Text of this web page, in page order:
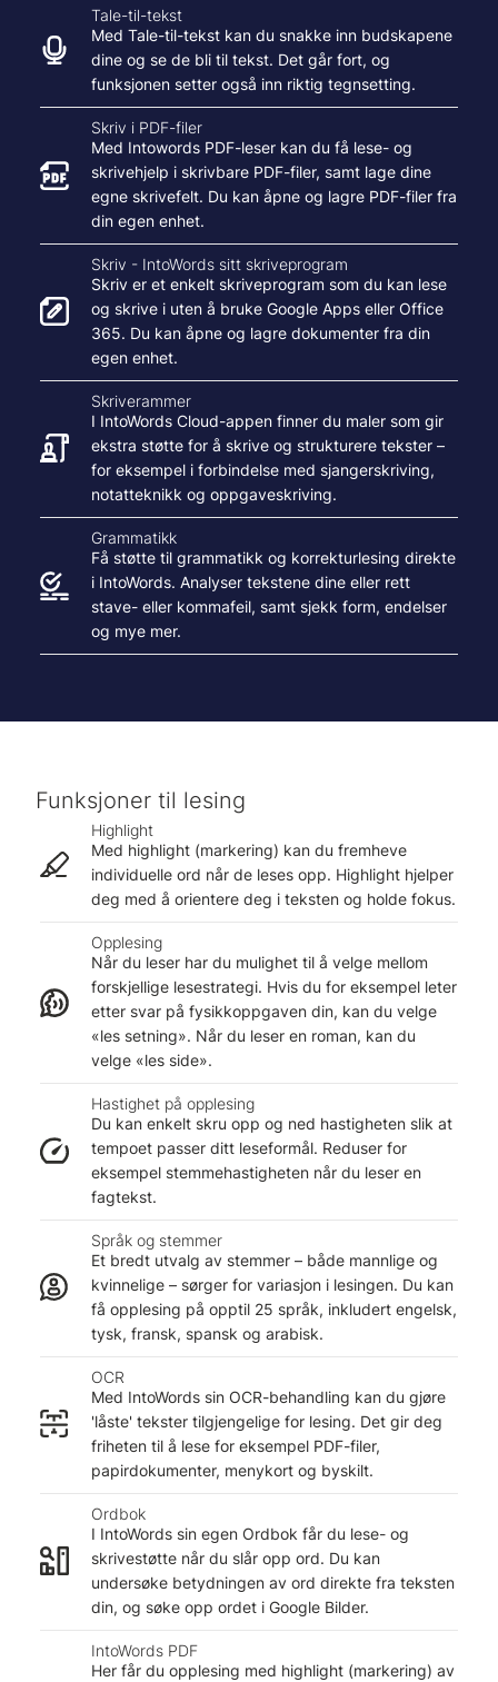
Tale-til-tekst
Med Tale-til-tekst kan du snakke inn budskapene
dine og se de bli til tekst. Det går fort, og
funksjonen setter også inn riktig tegnsetting.
Skriv i PDF-filer
Med Intowords PDF-leser kan du få lese- og
skrivehjelp i skrivbare PDF-filer, samt lage dine
egne skrivefelt. Du kan åpne og lagre PDF-filer fra
din egen enhet.
Skriv - IntoWords sitt skriveprogram
Skriv er et enkelt skriveprogram som du kan lese
og skrive i uten å bruke Google Apps eller Office
365. Du kan åpne og lagre dokumenter fra din
egen enhet.
Skriverammer
I IntoWords Cloud-appen finner du maler som gir
ekstra støtte for å skrive og strukturere tekster –
for eksempel i forbindelse med sjangerskriving,
notatteknikk og oppgaveskriving.
Grammatikk
Få støtte til grammatikk og korrekturlesing direkte
i IntoWords. Analyser tekstene dine eller rett
stave- eller kommafeil, samt sjekk form, endelser
og mye mer.
Funksjoner til lesing
Highlight
Med highlight (markering) kan du fremheve
individuelle ord når de leses opp. Highlight hjelper
deg med å orientere deg i teksten og holde fokus.
Opplesing
Når du leser har du mulighet til å velge mellom
forskjellige lesestrategi. Hvis du for eksempel leter
etter svar på fysikkoppgaven din, kan du velge
«les setning». Når du leser en roman, kan du
velge «les side».
Hastighet på opplesing
Du kan enkelt skru opp og ned hastigheten slik at
tempoet passer ditt leseformål. Reduser for
eksempel stemmehastigheten når du leser en
fagtekst.
Språk og stemmer
Et bredt utvalg av stemmer – både mannlige og
kvinnelige – sørger for variasjon i lesingen. Du kan
få opplesing på opptil 25 språk, inkludert engelsk,
tysk, fransk, spansk og arabisk.
OCR
Med IntoWords sin OCR-behandling kan du gjøre
'låste' tekster tilgjengelige for lesing. Det gir deg
friheten til å lese for eksempel PDF-filer,
papirdokumenter, menykort og byskilt.
Ordbok
I IntoWords sin egen Ordbok får du lese- og
skrivestøtte når du slår opp ord. Du kan
undersøke betydningen av ord direkte fra teksten
din, og søke opp ordet i Google Bilder.
IntoWords PDF
Her får du opplesing med highlight (markering) av